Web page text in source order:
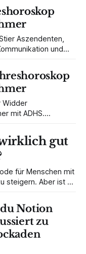
ADHS-
Erfolg nutzen
Aszendenten,
und
als ADHS-
kannst!
Widder
mit ADHS.
gut
für Menschen mit
steigern. Aber ist es
du Notion
zu